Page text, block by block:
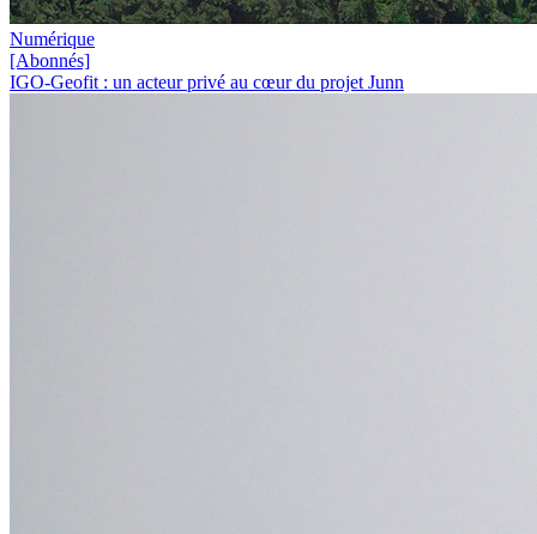
Numérique
[Abonnés]
IGO-Geofit : un acteur privé au cœur du projet Junn